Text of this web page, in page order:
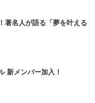
著名人が語る「夢を叶える
新メンバー加入！